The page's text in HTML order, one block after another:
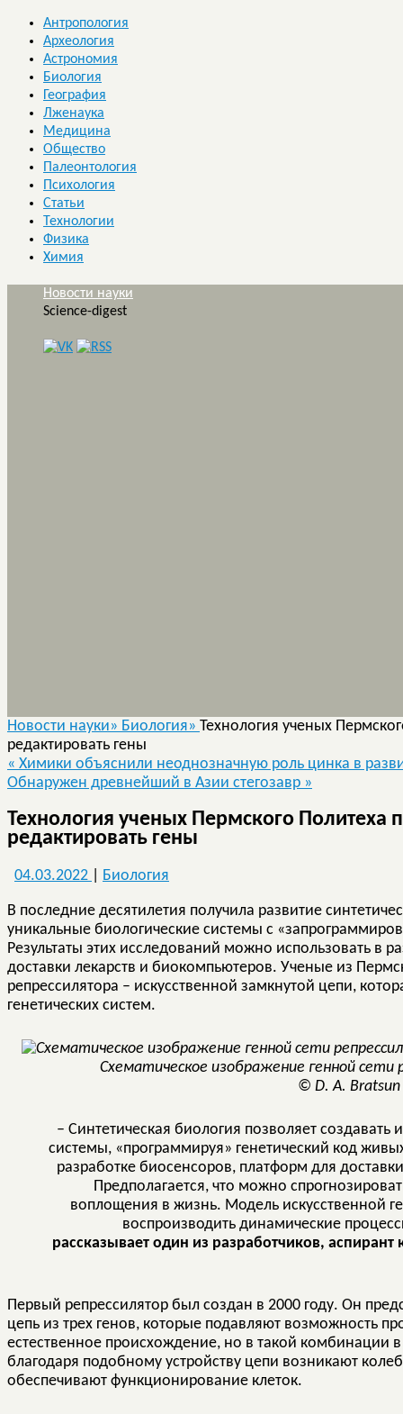
Антропология
Археология
Астрономия
Биология
География
Лженаука
Медицина
Общество
Палеонтология
Психология
Статьи
Технологии
Физика
Химия
Новости науки
Science-digest
Новости науки» Биология» Технология ученых
редактировать гены
« Химики объяснили неоднозначную роль цинка в
Обнаружен древнейший в Азии стегозавр »
Технология ученых Пермского Политеха
редактировать гены
04.03.2022 Биология
В последние десятилетия получила развитие
уникальные биологические системы с
Результаты этих исследований можно использовать в
доставки лекарств и биокомпьютеров. Ученые из
репрессилятора – искусственной замкнутой цепи,
генетических систем.
Схематическое изображение генной сети
© D. А.
– Синтетическая биология позволяет
системы, «программируя» генетический код
разработке биосенсоров, платформ для
Предполагается, что можно
воплощения в жизнь. Модель искусственной
воспроизводить динамические
рассказывает один из разработчиков,
Первый репрессилятор был создан в 2000 году. Он
цепь из трех генов, которые подавляют возможность
естественное происхождение, но в такой комбинации
благодаря подобному устройству цепи возникают
обеспечивают функционирование клеток.